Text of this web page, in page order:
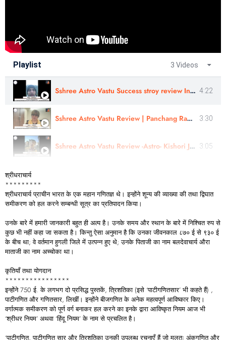
Playlist 3 Videos
Sshree Astro Vastu Success stroy review In Hindi - Astro Harshit Ji 4:22
Sshree Astro Vastu Review | Panchang Rahasyam Review | Astro - Pooja Ji Review | Hindi 3:30
Sshree Astro Vastu Review -Astro- Kishori Ji | Financial Astrology | In English 3:05
श्रीधराचार्य
*********
श्रीधराचार्य प्राचीन भारत के एक महान गणितज्ञ थे। इन्होंने शून्य की व्याख्या की तथा द्विघात
समीकरण को हल करने सम्बन्धी सूत्र का प्रतिपादन किया।
उनके बारे में हमारी जानकारी बहुत ही अल्प है। उनके समय और स्थान के बारे में निश्चित रुप से
कुछ भी नहीं कहा जा सकता है। किन्तु ऐसा अनुमान है कि उनका जीवनकाल ८७० ई से ९३० ई
के बीच था; वे वर्तमान हुगली जिले में उत्पन्न हुए थे; उनके पिताजी का नाम बलदेवाचार्य औरा
माताजी का नाम अच्चोका था।
कृतियाँ तथा योगदान
****************
इन्होंने 750 ई. के लगभग दो प्रसिद्ध पुस्तकें, त्रिशतिका (इसे ‘पाटीगणितसार’ भी कहते हैं) ,
पाटीगणित और गणितसार, लिखीं। इन्होंने बीजगणित के अनेक महत्वपूर्ण आविष्कार किए।
वर्गात्मक समीकरण को पूर्ण वर्ग बनाकर हल करने का इनके द्वारा आविष्कृत नियम आज भी
‘श्रीधर नियम’ अथवा ‘हिंदू नियम’ के नाम से प्रचलित है।
‘पाटीगणित, पाटीगणित सार और त्रिशतिका उनकी उपलब्ध रचनाएँ हैं जो मूलतः अंकगणित और